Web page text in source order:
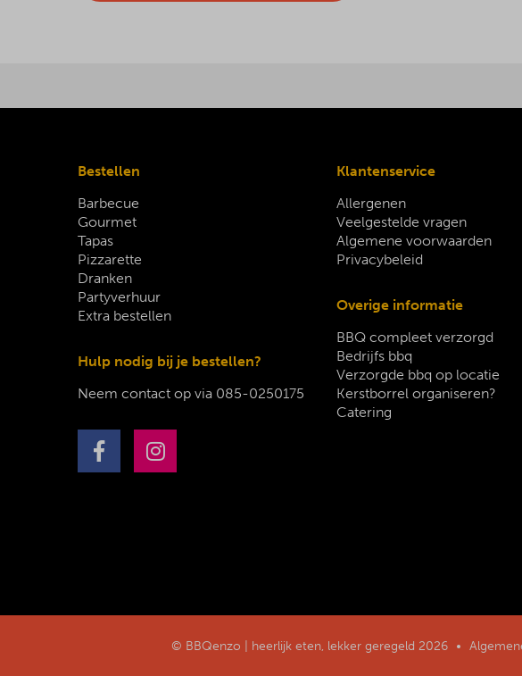
Bestellen
Barbecue
Gourmet
Tapas
Pizzarette
Dranken
Partyverhuur
Extra bestellen
Hulp nodig bij je bestellen?
Neem contact op via 085-0250175
Klantenservice
Allergenen
Veelgestelde vragen
Algemene voorwaarden
Privacybeleid
Overige informatie
BBQ compleet verzorgd
Bedrijfs bbq
Verzorgde bbq op locatie
Kerstborrel organiseren?
Catering
© BBQenzo | heerlijk eten, lekker geregeld 2026